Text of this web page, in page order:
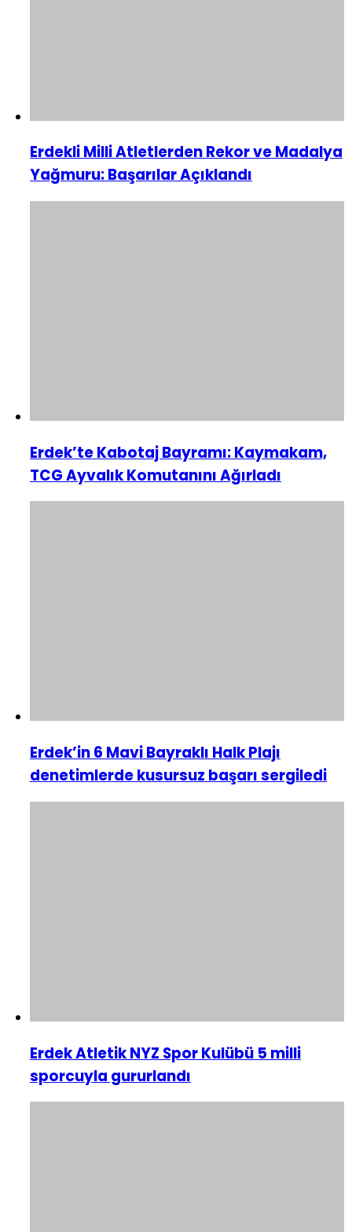
Erdekli Milli Atletlerden Rekor ve Madalya
Yağmuru: Başarılar Açıklandı
Erdek’te Kabotaj Bayramı: Kaymakam,
TCG Ayvalık Komutanını Ağırladı
Erdek’in 6 Mavi Bayraklı Halk Plajı
denetimlerde kusursuz başarı sergiledi
Erdek Atletik NYZ Spor Kulübü 5 milli
sporcuyla gururlandı